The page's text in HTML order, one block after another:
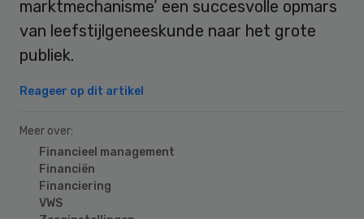
marktmechanisme’ een succesvolle opmars
van leefstijlgeneeskunde naar het grote
publiek.
Reageer op dit artikel
Meer over:
Financieel management
Financiën
Financiering
VWS